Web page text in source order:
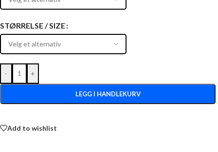
STØRRELSE / SIZE
- +
LEGG I HANDLEKURV
Add to wishlist